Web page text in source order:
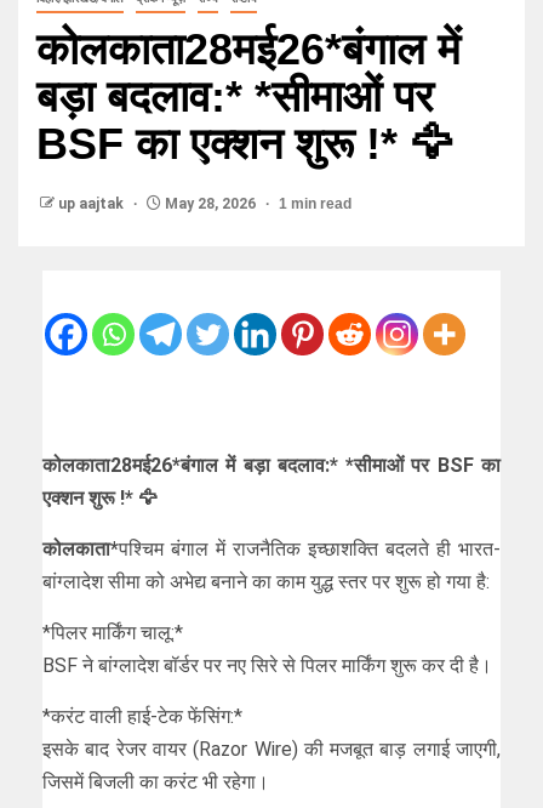
कोलकाता28मई26*बंगाल में
बड़ा बदलाव:* *सीमाओं पर
BSF का एक्शन शुरू !* 🦅
up aajtak May 28, 2026 1 min read
कोलकाता28मई26*बंगाल में बड़ा बदलाव:* *सीमाओं पर BSF का
एक्शन शुरू !* 🦅
कोलकाता*पश्चिम बंगाल में राजनैतिक इच्छाशक्ति बदलते ही भारत-
बांग्लादेश सीमा को अभेद्य बनाने का काम युद्ध स्तर पर शुरू हो गया है:
*पिलर मार्किंग चालू:*
BSF ने बांग्लादेश बॉर्डर पर नए सिरे से पिलर मार्किंग शुरू कर दी है।
*करंट वाली हाई-टेक फेंसिंग:*
इसके बाद रेजर वायर (Razor Wire) की मजबूत बाड़ लगाई जाएगी,
जिसमें बिजली का करंट भी रहेगा।